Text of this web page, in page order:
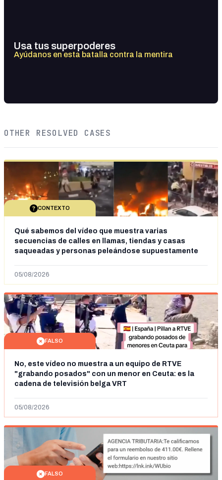
Usa tus superpoderes
Ayúdanos en esta batalla contra la mentira
OTHER RESOLVED CASES
CONTEXTO
Qué sabemos del vídeo que muestra varias
secuencias de calles en llamas, tiendas y casas
saqueadas y personas peleándose supuestamente
situación irregular a Ceuta
05/08/2026
FALSO
No, este vídeo no muestra a un equipo de RTVE
"grabando posados" con un menor en Ceuta: es la
cadena de televisión belga VRT
05/08/2026
FALSO